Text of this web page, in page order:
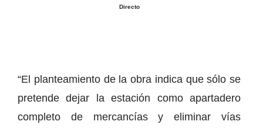
Directo
“El planteamiento de la obra indica que sólo se
pretende dejar la estación como apartadero
completo de mercancías y eliminar vías